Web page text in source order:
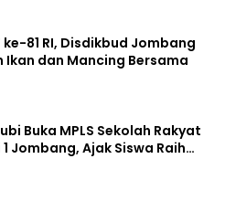
ke-81 RI, Disdikbud Jombang
Ikan dan Mancing Bersama
Buka MPLS Sekolah Rakyat
Jombang, Ajak Siswa Raih